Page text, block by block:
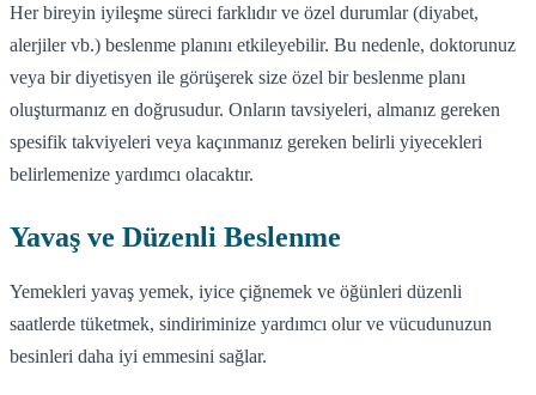
Her bireyin iyileşme süreci farklıdır ve özel durumlar (diyabet,
alerjiler vb.) beslenme planını etkileyebilir. Bu nedenle, doktorunuz
veya bir diyetisyen ile görüşerek size özel bir beslenme planı
oluşturmanız en doğrusudur. Onların tavsiyeleri, almanız gereken
spesifik takviyeleri veya kaçınmanız gereken belirli yiyecekleri
belirlemenize yardımcı olacaktır.
Yavaş ve Düzenli Beslenme
Yemekleri yavaş yemek, iyice çiğnemek ve öğünleri düzenli
saatlerde tüketmek, sindiriminize yardımcı olur ve vücudunuzun
besinleri daha iyi emmesini sağlar.